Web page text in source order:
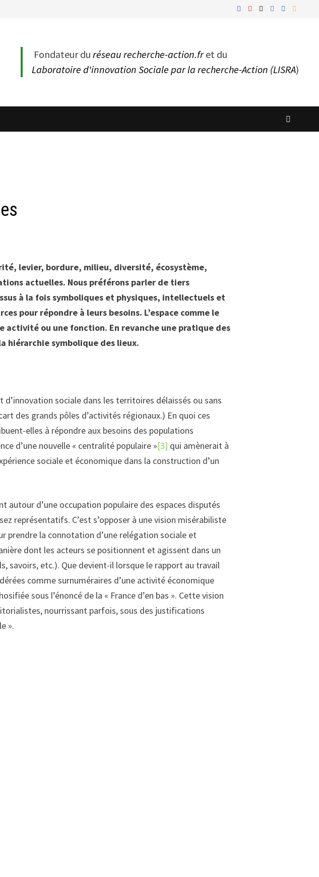
Fondateur du réseau recherche-action.fret du
Laboratoire d'innovation Sociale par la recherche-Action (LISRA)
levier, bordure, milieu, diversité, écosystème,
actuelles. Nous préférons parler de tiers
à la fois symboliques et physiques, intellectuels et
pour répondre à leurs besoins. L’espace comme le
activité ou une fonction. En revanche une pratique des
hiérarchie symbolique des lieux.
d’innovation sociale dans les territoires délaissés ou sans
des grands pôles d’activités régionaux.) En quoi ces
elles à répondre aux besoins des populations
d’une nouvelle « centralité populaire »[3] qui amènerait à
sociale et économique dans la construction d’un
autour d’une occupation populaire des espaces disputés
représentatifs. C’est s’opposer à une vision misérabiliste
prendre la connotation d’une relégation sociale et
dont les acteurs se positionnent et agissent dans un
savoirs, etc.). Que devient-il lorsque le rapport au travail
comme surnuméraires d’une activité économique
sous l’énoncé de la « France d’en bas ». Cette vision
nourrissant parfois, sous des justifications
».